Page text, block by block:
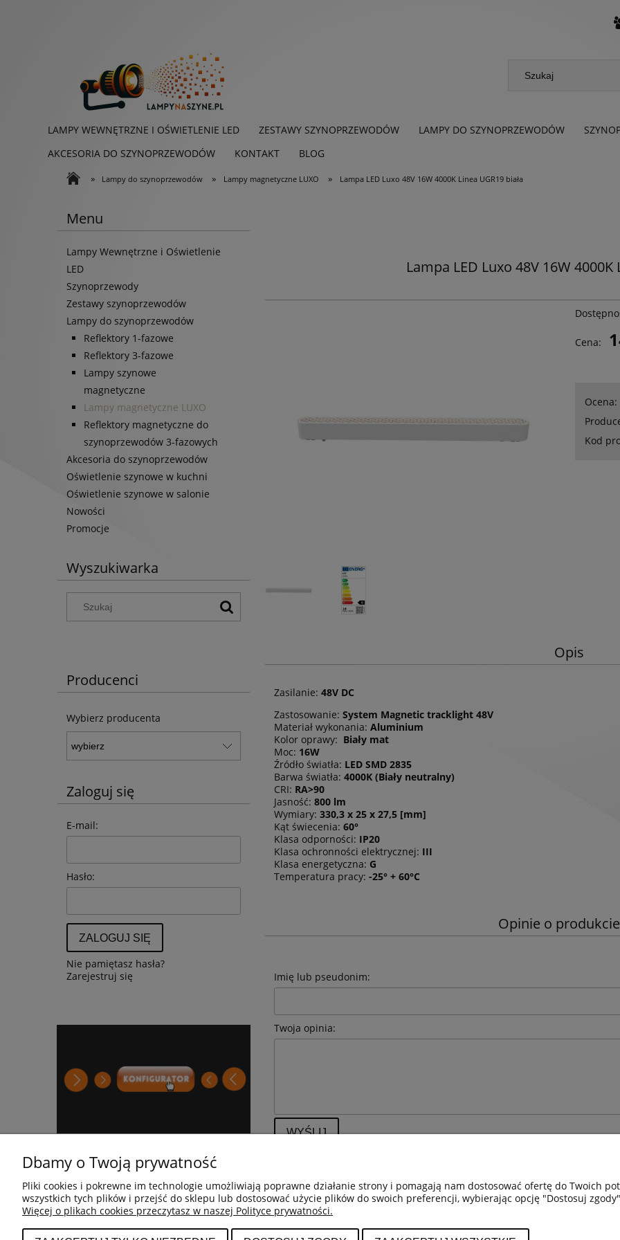
LAMPY WEWNĘTRZNE I OŚWIETLENIE LED ZESTAWY SZYNOPRZEWODÓW LAMPY DO SZYNOPRZEWODÓW
AKCESORIA DO SZYNOPRZEWODÓW
KONTAKT BLOG
» Lampy do szynoprzewodów » Lampy magnetyczne LUXO » Lampa LED Luxo 48V 16W 4000K Linea UGR19 biała
Menu
Lampy Wewnętrzne i Oświetlenie
LED
Szynoprzewody
Zestawy szynoprzewodów
Lampy do szynoprzewodów
Reflektory 1-fazowe
Reflektory 3-fazowe
Lampy szynowe
magnetyczne
Lampy magnetyczne LUXO
Reflektory magnetyczne do
szynoprzewodów 3-fazowych
Akcesoria do szynoprzewodów
Oświetlenie szynowe w kuchni
Oświetlenie szynowe w salonie
Nowości
Promocje
Wyszukiwarka
Producenci
Wybierz producenta
Zaloguj się
E-mail:
Hasło:
ZALOGUJ SIĘ
Nie pamiętasz hasła?
Zarejestruj się
Lampa LED Luxo 48V 16W 4000K
Cena:
Ocena:
Kod
Opis
Zasilanie: 48V DC
Zastosowanie: System Magnetic tracklight 48V
Materiał wykonania: Aluminium
Kolor oprawy: Biały mat
Moc: 16W
Źródło światła: LED SMD 2835
Barwa światła: 4000K (Biały neutralny)
CRI: RA>90
Jasność: 800 lm
Wymiary: 330,3 x 25 x 27,5 [mm]
Kąt świecenia: 60°
Klasa odporności: IP20
Klasa ochronności elektrycznej: III
Klasa energetyczna: G
Temperatura pracy: -25° + 60°C
Opinie o
Imię lub pseudonim:
Twoja opinia:
WYŚLIJ
POMOC BESTSELLERY MOJE KONTO
Dbamy o Twoją prywatność
Pliki cookies i pokrewne im technologie umożliwiają poprawne działanie strony i pomagają nam dostosować ofertę do Twoich
wszystkich tych plików i przejść do sklepu lub dostosować użycie plików do swoich preferencji, wybierając opcję "Dostosuj
Więcej o plikach cookies przeczytasz w naszej Polityce prywatności.